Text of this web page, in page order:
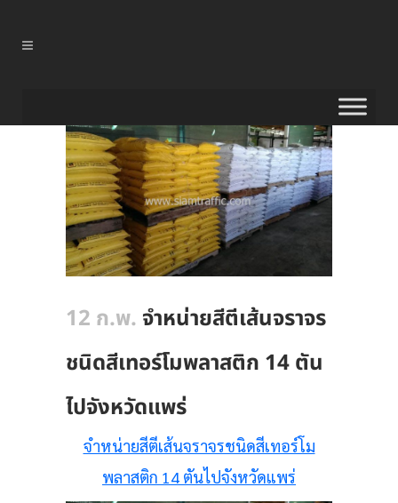
12 ก.พ. จำหน่ายสีตีเส้นจราจร
ชนิดสีเทอร์โมพลาสติก 14 ตัน
ไปจังหวัดแพร่
จำหน่ายสีตีเส้นจราจรชนิดสีเทอร์โม
พลาสติก 14 ตันไปจังหวัดแพร่